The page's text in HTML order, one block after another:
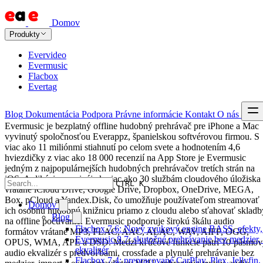
Domov
Produkty
Evervideo
Evermusic
Flacbox
Evertag
Blog Dokumentácia Podpora Právne informácie Kontakt O nás
CTRL K
Domov
Blog
Flacbox 7.6: Nový zvukový engine BASS,
Evermusic 8.7: skutočné prehrávanie bez
ekvalizér
Flacbox 7.4: prepracované CarPlay, Plex,
Evermusic je bezplatný offline hudobný prehrávač pre iPhone a Mac
vyvinutý spoločnosťou Everappz, španielskou softvérovou firmou. S
viac ako 11 miliónmi stiahnutí po celom svete a hodnotením 4,6
hviezdičky z viac ako 18 000 recenzií na App Store je Evermusic
jedným z najpopulárnejších hudobných prehrávačov tretích strán na
iOS. Aplikácia sa pripája k viac ako 30 službám cloudového úložiska
vrátane iCloud Drive, Google Drive, Dropbox, OneDrive, MEGA,
Box, pCloud a Yandex.Disk, čo umožňuje používateľom streamovať
ich osobnú hudobnú knižnicu priamo z cloudu alebo sťahovať
na offline počúvanie. Evermusic podporuje širokú škálu audio
formátov vrátane MP3, FLAC, AAC, ALAC, WAV, AIFF, OGG,
OPUS, WMA, APE a DSD. Medzi kľúčové funkcie patrí 10-
audio ekvalizér s predvoľbami, crossfade a plynulé prehrávanie bez